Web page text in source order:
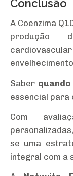
Conclusão
A Coenzima
produção
Saber
essencial para
Com
se uma
integral com a